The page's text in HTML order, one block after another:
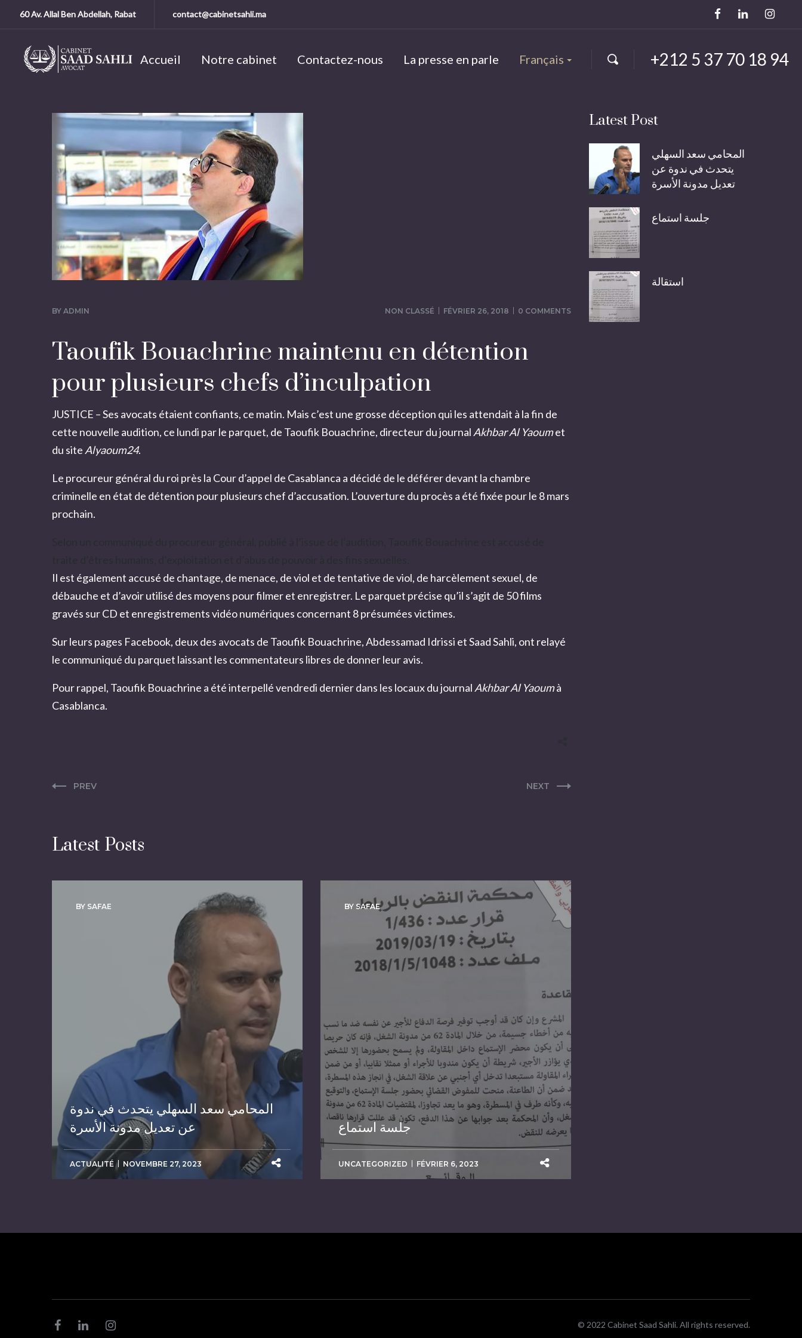
60 Av. Allal Ben Abdellah, Rabat contact@cabinetsahli.ma
Accueil Notre cabinet Contactez-nous La presse en parle Français +212 5 37 70 18 94
BY ADMIN NON CLASSÉ FÉVRIER 26, 2018 0 COMMENTS
Taoufik Bouachrine maintenu en détention
pour plusieurs chefs d’inculpation
JUSTICE –Ses avocats étaient confiants, ce matin. Mais c’est une grosse déception qui les attendait à la fin de
cette nouvelle audition, ce lundi par le parquet, de Taoufik Bouachrine, directeur du journal Akhbar Al Yaoumet
du site Alyaoum24.
Le procureur général du roi près la Cour d’appel de Casablanca a décidé de le déférer devant la chambre
criminelle en état de détention pour plusieurs chef d’accusation. L’ouverture du procès a été fixée pour le 8 mars
prochain.
Il est également accusé de chantage, de menace, de viol et de tentative de viol, de harcèlement sexuel, de
débauche et d’avoir utilisé des moyens pour filmer et enregistrer. Le parquet précise qu’il s’agit de 50 films
gravés sur CD et enregistrements vidéo numériques concernant 8 présumées victimes.
Sur leurs pages Facebook, deux des avocats de Taoufik Bouachrine,Abdessamad Idrissi etSaad Sahli, ont relayé
le communiqué du parquet laissant les commentateurs libres de donner leur avis.
Pour rappel, Taoufik Bouachrine a été interpellé vendredi dernier dans les locaux du journal Akhbar Al Yaoumà
Casablanca.
PREV NEXT
Latest Posts
BY SAFAE
المحامي سعد السهلي يتحدث في ندوة
عن تعديل مدونة الأسرة
ACTUALITÉ NOVEMBRE 27, 2023
BY SAFAE
جلسة استماع
UNCATEGORIZED FÉVRIER 6, 2023
Latest Post
المحامي سعد السهلي
يتحدث في ندوة عن
تعديل مدونة الأسرة
جلسة استماع
استقالة
© 2022 Cabinet Saad Sahli. All rights reserved.